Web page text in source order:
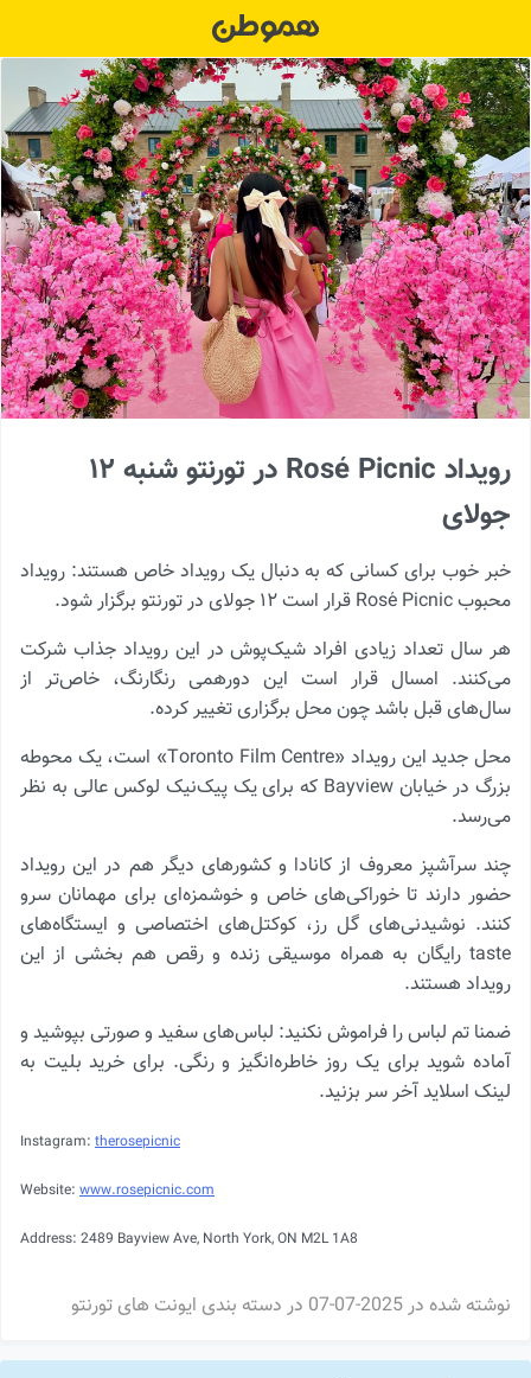
رویداد Rosé Picnic در تورنتو شنبه ۱۲
جولای
خبر خوب برای کسانی که به دنبال یک رویداد خاص هستند: رویداد
محبوب Rosé Picnic قرار است ۱۲ جولای در تورنتو برگزار شود.
هر سال تعداد زیادی افراد شیک‌پوش در این رویداد جذاب شرکت
می‌کنند. امسال قرار است این دورهمی رنگارنگ، خاص‌تر از
سال‌های قبل باشد چون محل برگزاری تغییر کرده.
محل جدید این رویداد «Toronto Film Centre» است، یک محوطه
بزرگ در خیابان Bayview که برای یک پیک‌نیک لوکس عالی به نظر
می‌رسد.
چند سرآشپز معروف از کانادا و کشورهای دیگر هم در این رویداد
حضور دارند تا خوراکی‌های خاص و خوشمزه‌ای برای مهمانان سرو
کنند. نوشیدنی‌های گل رز، کوکتل‌های اختصاصی و ایستگاه‌های
taste رایگان به همراه موسیقی زنده و رقص هم بخشی از این
رویداد هستند.
ضمنا تم لباس را فراموش نکنید: لباس‌های سفید و صورتی بپوشید و
آماده شوید برای یک روز خاطره‌انگیز و رنگی. برای خرید بلیت به
لینک اسلاید آخر سر بزنید.
Instagram: therosepicnic
Website: www.rosepicnic.com
Address: 2489 Bayview Ave, North York, ON M2L 1A8
نوشته شده در2025-07-07 در دسته بندی ایونت های تورنتو